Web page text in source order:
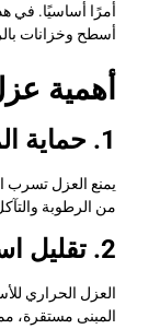
أمرًا أساسيًا. في
أسطح وخزانات
أهمية
1. حماية المبنى من التلف
يمنع العزل تسرب
من الرطوبة
2. تقليل استهلاك الطاقة
العزل الحراري
المبنى مستقرة،